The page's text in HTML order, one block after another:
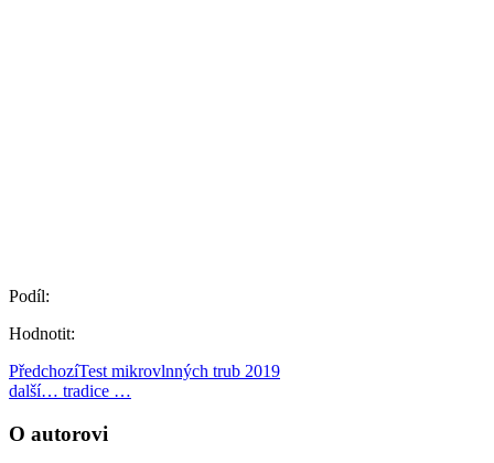
Podíl:
Hodnotit:
PředchozíTest mikrovlnných trub 2019
další… tradice …
O autorovi